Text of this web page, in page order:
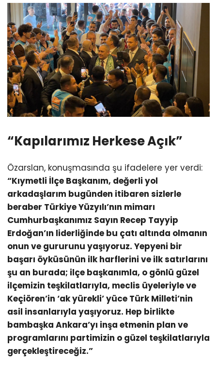
“Kapılarımız Herkese Açık”
Özarslan, konuşmasında şu ifadelere yer verdi:
“Kıymetli İlçe Başkanım, değerli yol
arkadaşlarım bugünden itibaren sizlerle
beraber Türkiye Yüzyılı’nın mimarı
Cumhurbaşkanımız Sayın Recep Tayyip
Erdoğan’ın liderliğinde bu çatı altında olmanın
onun ve gururunu yaşıyoruz. Yepyeni bir
başarı öyküsünün ilk harflerini ve ilk satırlarını
şu an burada; ilçe başkanımla, o gönlü güzel
ilçemizin teşkilatlarıyla, meclis üyeleriyle ve
Keçiören’in ‘ak yürekli’ yüce Türk Milleti’nin
asil insanlarıyla yaşıyoruz. Hep birlikte
bambaşka Ankara’yı inşa etmenin plan ve
programlarını partimizin o güzel teşkilatlarıyla
gerçekleştireceğiz.”